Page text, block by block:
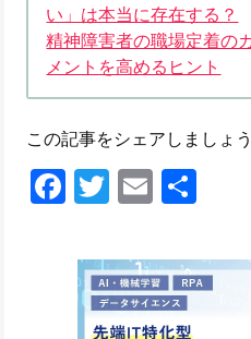
い」は本当に存在する？
精神障害者の職場定着の
メントを高めるヒント
この記事をシェアしましょ
Facebook
Twitter
Email